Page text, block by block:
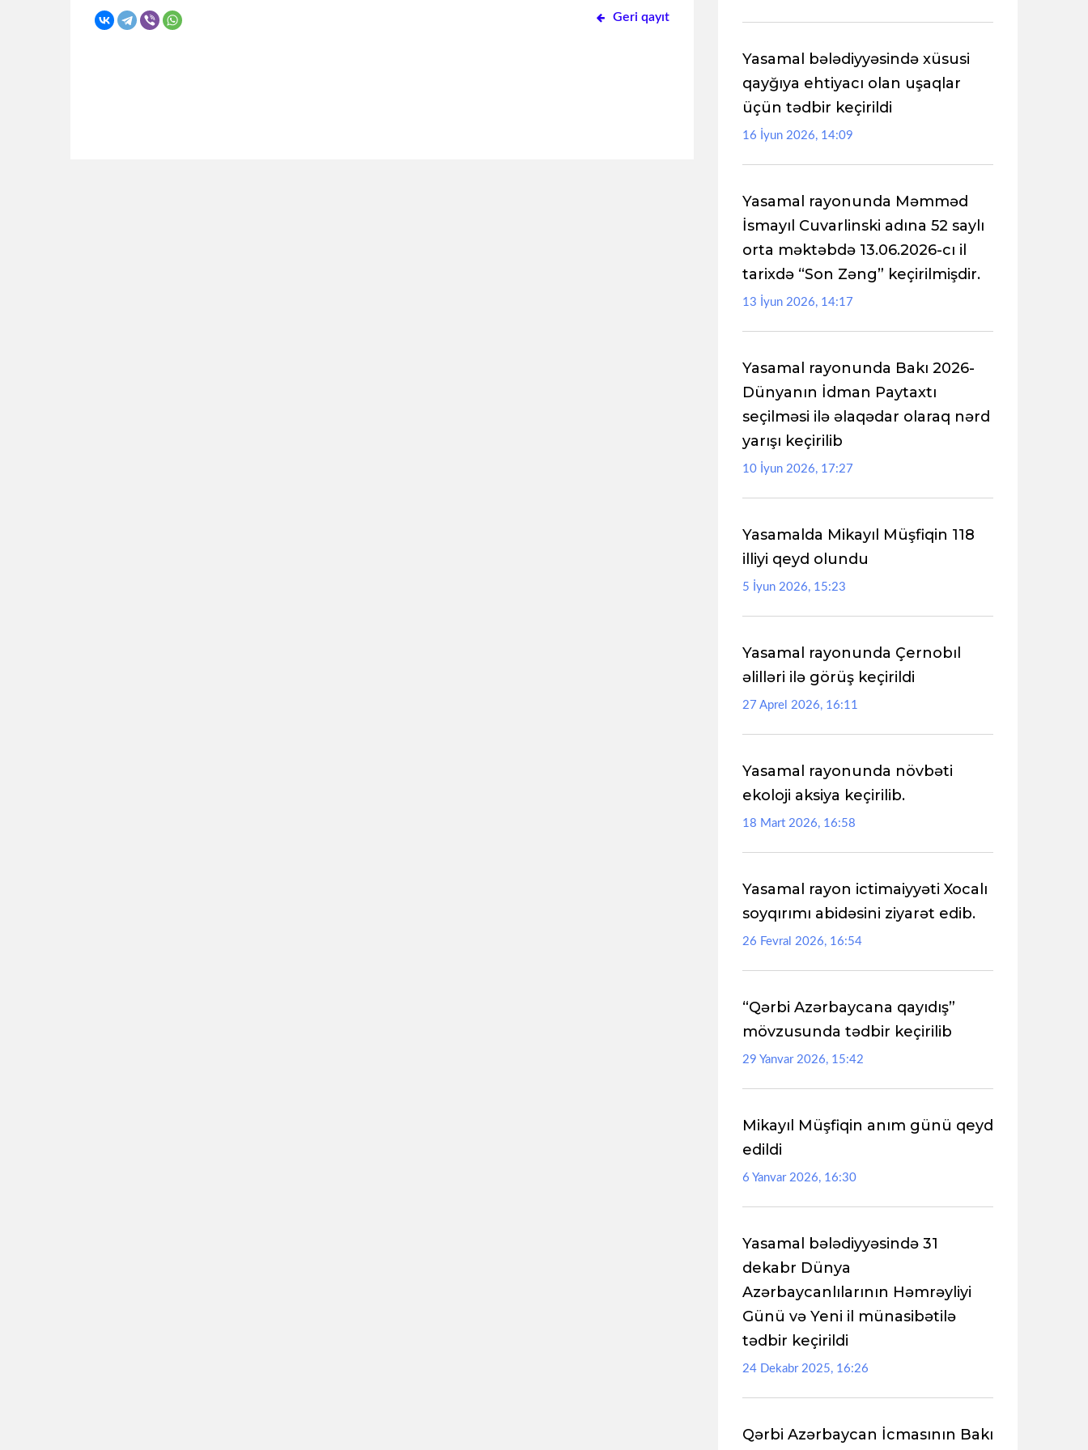
Geri qayıt
Yasamal bələdiyyəsində xüsusi
qayğıya ehtiyacı olan uşaqlar
üçün tədbir keçirildi
16 İyun 2026, 14:09
Yasamal rayonunda Məmməd
İsmayıl Cuvarlinski adına 52 saylı
orta məktəbdə 13.06.2026-cı il
tarixdə “Son Zəng” keçirilmişdir.
13 İyun 2026, 14:17
Yasamal rayonunda Bakı 2026-
Dünyanın İdman Paytaxtı
seçilməsi ilə əlaqədar olaraq nərd
yarışı keçirilib
10 İyun 2026, 17:27
Yasamalda Mikayıl Müşfiqin 118
illiyi qeyd olundu
5 İyun 2026, 15:23
Yasamal rayonunda Çernobıl
əlilləri ilə görüş keçirildi
27 Aprel 2026, 16:11
Yasamal rayonunda növbəti
ekoloji aksiya keçirilib.
18 Mart 2026, 16:58
Yasamal rayon ictimaiyyəti Xocalı
soyqırımı abidəsini ziyarət edib.
26 Fevral 2026, 16:54
“Qərbi Azərbaycana qayıdış”
mövzusunda tədbir keçirilib
29 Yanvar 2026, 15:42
Mikayıl Müşfiqin anım günü qeyd
edildi
6 Yanvar 2026, 16:30
Yasamal bələdiyyəsində 31
dekabr Dünya
Azərbaycanlılarının Həmrəyliyi
Günü və Yeni il münasibətilə
tədbir keçirildi
24 Dekabr 2025, 16:26
Qərbi Azərbaycan İcmasının Bakı